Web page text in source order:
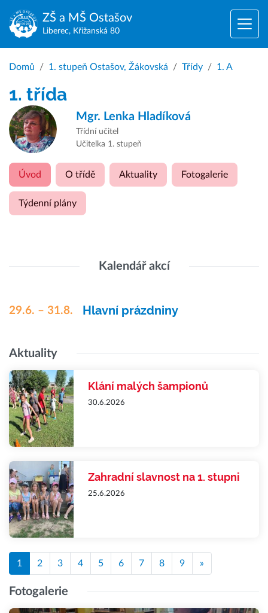
ZŠ a MŠ Ostašov
Liberec, Křižanská 80
Domů 1. stupeň Ostašov, Žákovská Třídy 1. A
1. třída
Mgr. Lenka Hladíková
Třídní učitel
Učitelka 1. stupeň
Úvod O třídě Aktuality Fotogalerie
Týdenní plány
Kalendář akcí
29.6. – 31.8. Hlavní prázdniny
Aktuality
Klání malých šampionů
30.6.2026
Zahradní slavnost na 1. stupni
25.6.2026
1 2 3 4 5 6 7 8 9 »
Fotogalerie